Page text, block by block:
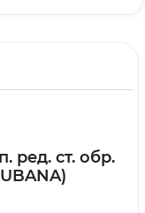
ред. ст. обр.